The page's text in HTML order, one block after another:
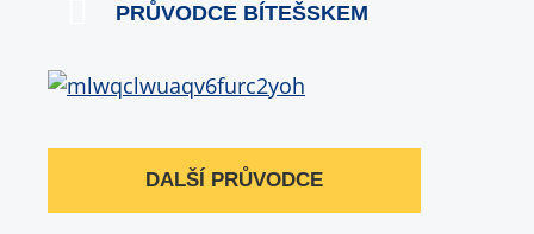
PRŮVODCE BÍTEŠSKEM
DALŠÍ PRŮVODCE